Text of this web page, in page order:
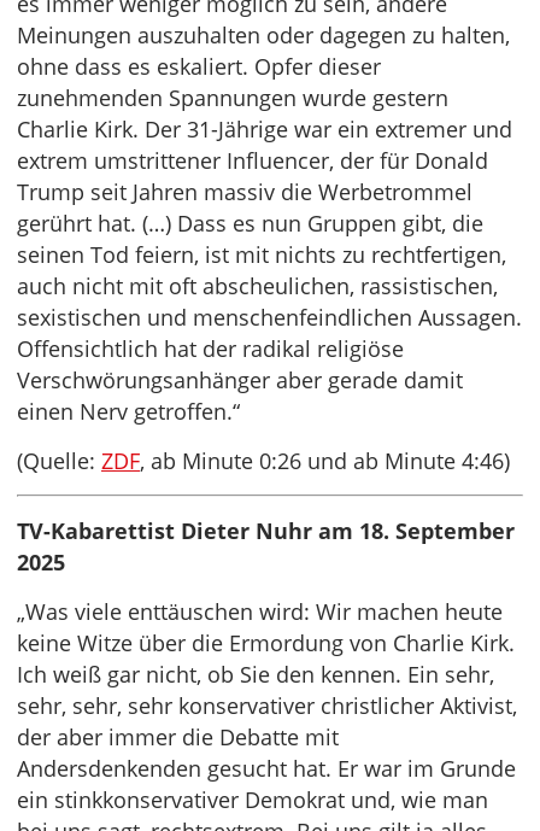
Meinungen auszuhalten oder dagegen zu halten,
ohne dass es eskaliert. Opfer dieser
zunehmenden Spannungen wurde gestern
Charlie Kirk. Der 31-Jährige war ein extremer und
extrem umstrittener Influencer, der für Donald
Trump seit Jahren massiv die Werbetrommel
gerührt hat. (…) Dass es nun Gruppen gibt, die
seinen Tod feiern, ist mit nichts zu rechtfertigen,
auch nicht mit oft abscheulichen, rassistischen,
sexistischen und menschenfeindlichen Aussagen.
Offensichtlich hat der radikal religiöse
Verschwörungsanhänger aber gerade damit
einen Nerv getroffen.“
(Quelle: ZDF, ab Minute 0:26 und ab Minute 4:46)
TV-Kabarettist Dieter Nuhr am 18. September
2025
„Was viele enttäuschen wird: Wir machen heute
keine Witze über die Ermordung von Charlie Kirk.
Ich weiß gar nicht, ob Sie den kennen. Ein sehr,
sehr, sehr, sehr konservativer christlicher Aktivist,
der aber immer die Debatte mit
Andersdenkenden gesucht hat. Er war im Grunde
ein stinkkonservativer Demokrat und, wie man